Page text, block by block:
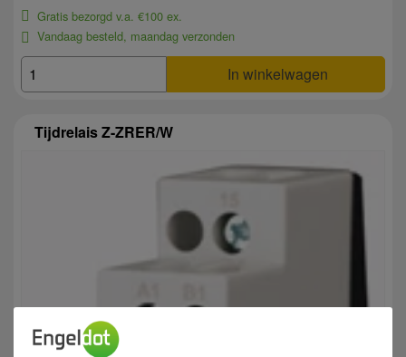
Gratis bezorgd v.a. €100 ex.
Vandaag besteld, maandag verzonden
In winkelwagen
Tijdrelais Z-ZRER/W